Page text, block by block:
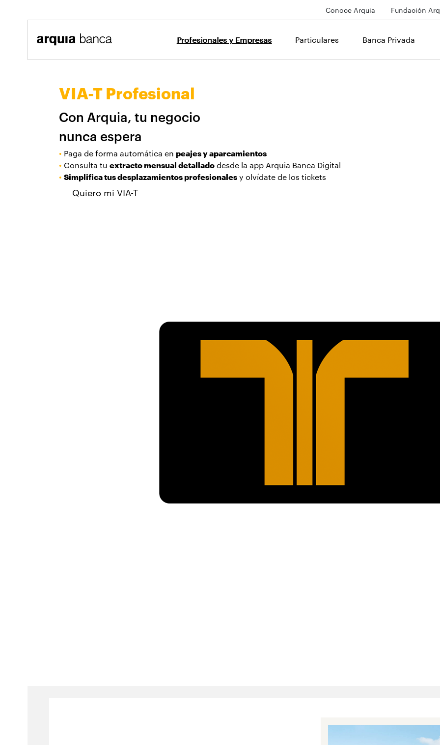
Conoce Arquia Fundación
Profesionales y Empresas Particulares Banca Privada
VIA-T Profesional
Con Arquia, tu negocio
nunca espera
• Paga de forma automática en peajes y aparcamientos
• Consulta tu extracto mensual detallado desde la app Arquia Banca Digital
• Simplifica tus desplazamientos profesionales y olvídate de los tickets
Quiero mi VIA-T